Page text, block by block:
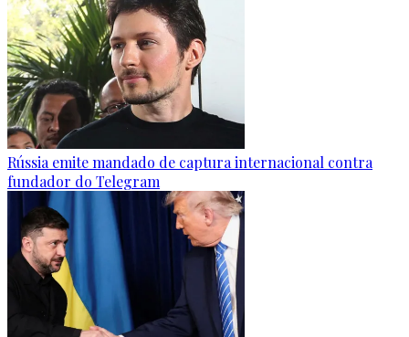
Rússia emite mandado de captura internacional contra
fundador do Telegram